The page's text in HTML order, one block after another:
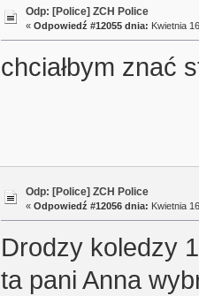
Odp: [Police] ZCH Police
« Odpowiedź #12055 dnia: Kwietnia
chciałbym znać
Odp: [Police] ZCH Police
« Odpowiedź #12056 dnia: Kwietnia
Drodzy koledzy
ta pani Anna